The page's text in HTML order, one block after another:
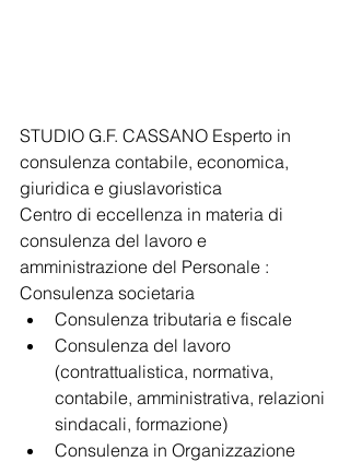
STUDIO G.F. CASSANO Esperto in
consulenza contabile, economica,
giuridica e giuslavoristica
Centro di eccellenza in materia di
consulenza del lavoro e
amministrazione del Personale :
Consulenza societaria
Consulenza tributaria e fiscale
Consulenza del lavoro
(contrattualistica, normativa,
contabile, amministrativa, relazioni
sindacali, formazione)
Consulenza in Organizzazione